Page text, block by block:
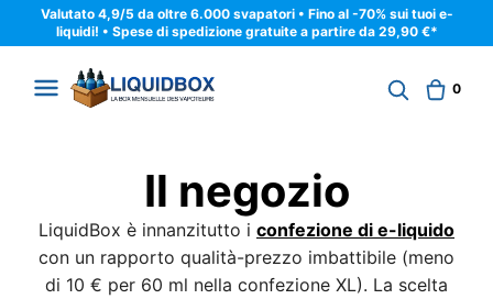
Valutato 4,9/5 da oltre 6.000 svapatori • Fino al -70% sui tuoi e-
liquidi! • Spese di spedizione gratuite a partire da 29,90 €*
0
Il negozio
LiquidBox è innanzitutto i confezione di e-liquido
con un rapporto qualità-prezzo imbattibile (meno
di 10 € per 60 ml nella confezione XL). La scelta